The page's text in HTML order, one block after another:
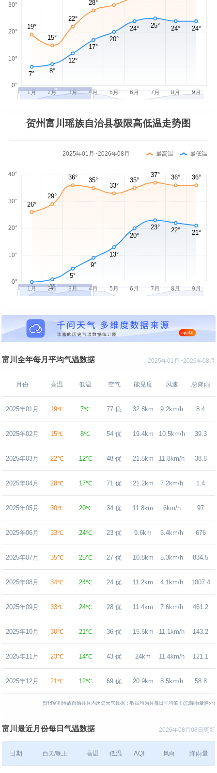
贺州富川瑶族自治县极限高低温走势图
2025年01月~2026年08月 最高温 最低温
2025年01月~2026年08月
富川全年每月平均气温数据
月份 高温 低温 空气 能见度 风速 总降雨
2025年01月 19℃ 7℃ 77 良 32.8km 9.2km/h 8.4
2025年02月 15℃ 8℃ 54 优 19.4km 10.5km/h 39.3
2025年03月 22℃ 12℃ 48 优 21.5km 11.8km/h 38.8
2025年04月 28℃ 17℃ 71 优 21.2km 7.2km/h 1.4
2025年05月 30℃ 20℃ 34 优 11.8km 6km/h 97
2025年06月 33℃ 24℃ 23 优 9.6km 5.4km/h 676
2025年07月 35℃ 25℃ 27 优 10.8km 5.3km/h 834.5
2025年08月 34℃ 24℃ 24 优 11.2km 4.1km/h 1007.4
2025年09月 33℃ 24℃ 28 优 11.4km 7.6km/h 461.2
2025年10月 30℃ 21℃ 36 优 15.5km 11.1km/h 143.2
2025年11月 23℃ 14℃ 43 优 24km 11.4km/h 121.1
2025年12月 21℃ 12℃ 69 优 20.9km 8.5km/h 58.8
贺州富川瑶族自治县月均历史天气数据：数据均为月每日平均值！(总降雨量除外)
2026年08月08日更新
富川最近月份每日气温数据
日期 白天/晚上 高温 低温 AQI 风向 降雨量